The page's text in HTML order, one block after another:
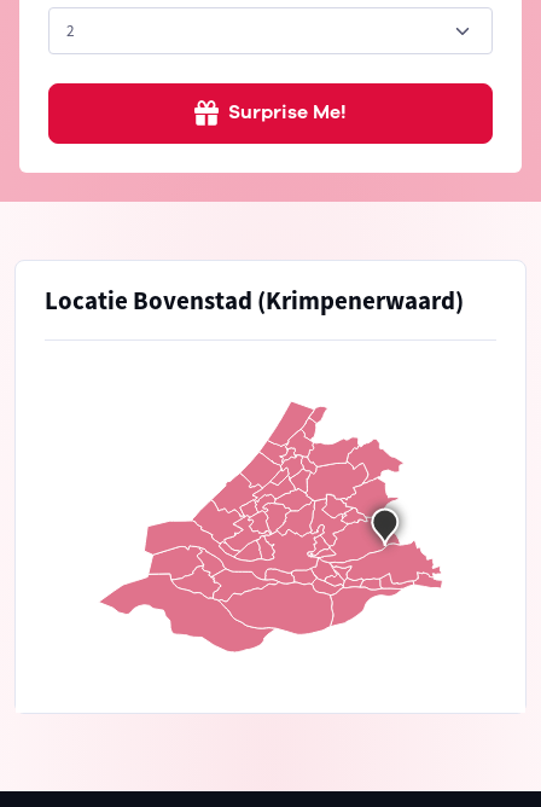
Surprise Me!
Locatie Bovenstad (Krimpenerwaard)